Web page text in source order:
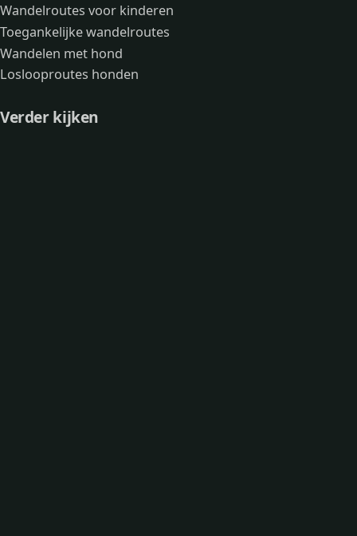
Wandelroutes voor kinderen
Toegankelijke wandelroutes
Wandelen met hond
Loslooproutes honden
Verder kijken